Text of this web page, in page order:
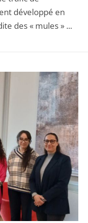
développé en
des « mules » ...